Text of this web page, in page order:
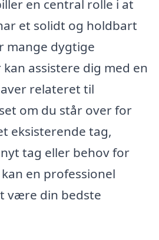
en central rolle i at
et solidt og holdbart
mange dygtige
assistere dig med en
relateret til
om du står over for
eksisterende tag,
tag eller behov for
en professionel
være din bedste